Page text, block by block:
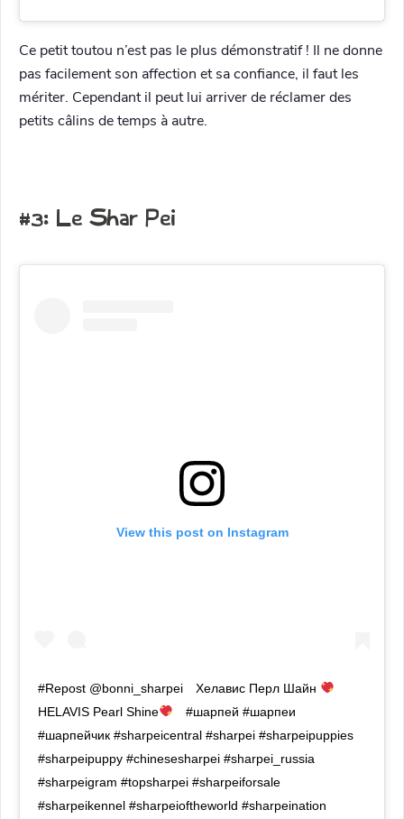
Ce petit toutou n’est pas le plus démonstratif ! Il ne donne
pas facilement son affection et sa confiance, il faut les
mériter. Cependant il peut lui arriver de réclamer des
petits câlins de temps à autre.
#3: Le Shar Pei
View this post on Instagram
#Repost @bonni_sharpei⠀ Хелавис Перл Шайн
HELAVIS Pearl Shine
⠀ #шарпей #шарпеи
#шарпейчик #sharpeicentral #sharpei #sharpeipuppies
#sharpeipuppy #chinesesharpei #sharpei_russia
#sharpeigram #topsharpei #sharpeiforsale
#sharpeikennel #sharpeioftheworld #sharpeination